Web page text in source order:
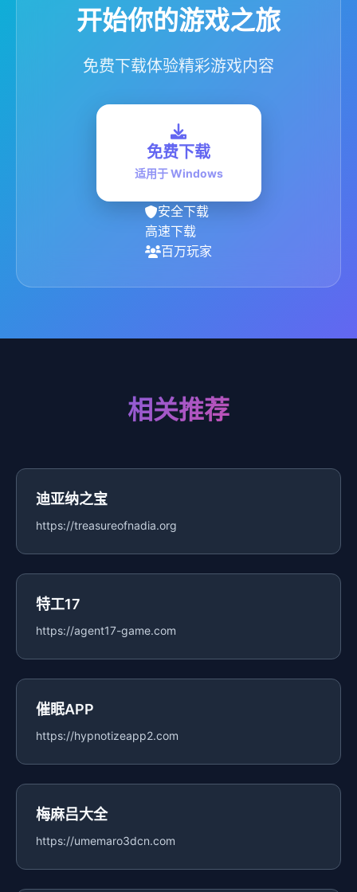
开始你的游戏之旅
免费下载体验精彩游戏内容
免费下载
适用于 Windows
安全下载
高速下载
百万玩家
相关推荐
迪亚纳之宝
https://treasureofnadia.org
特工17
https://agent17-game.com
催眠APP
https://hypnotizeapp2.com
梅麻吕大全
https://umemaro3dcn.com